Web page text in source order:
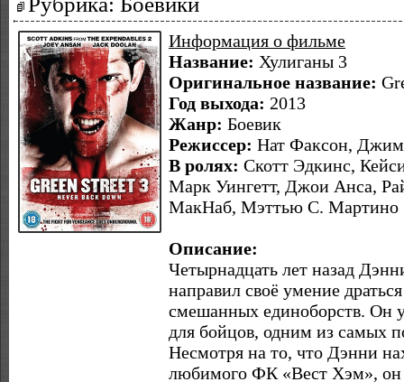
Информация о фильме
Название: Хулиганы 3
Оригинальное название:
Год выхода: 2013
Жанр: Боевик
Режиссер: Нат Факсон,
В ролях: Скотт Эдкинс,
Марк Уингетт, Джои Анса,
МакНаб, Мэттью С. Мартино
Описание:
Четырнадцать лет назад
направил своё умение
смешанных единоборств. Он
для бойцов, одним из самых
Несмотря на то, что Дэнни
любимого ФК «Вест Хэм»,